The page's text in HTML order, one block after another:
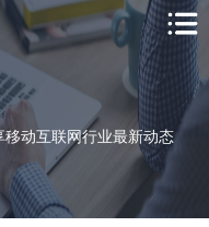
动互联网行业最新动态